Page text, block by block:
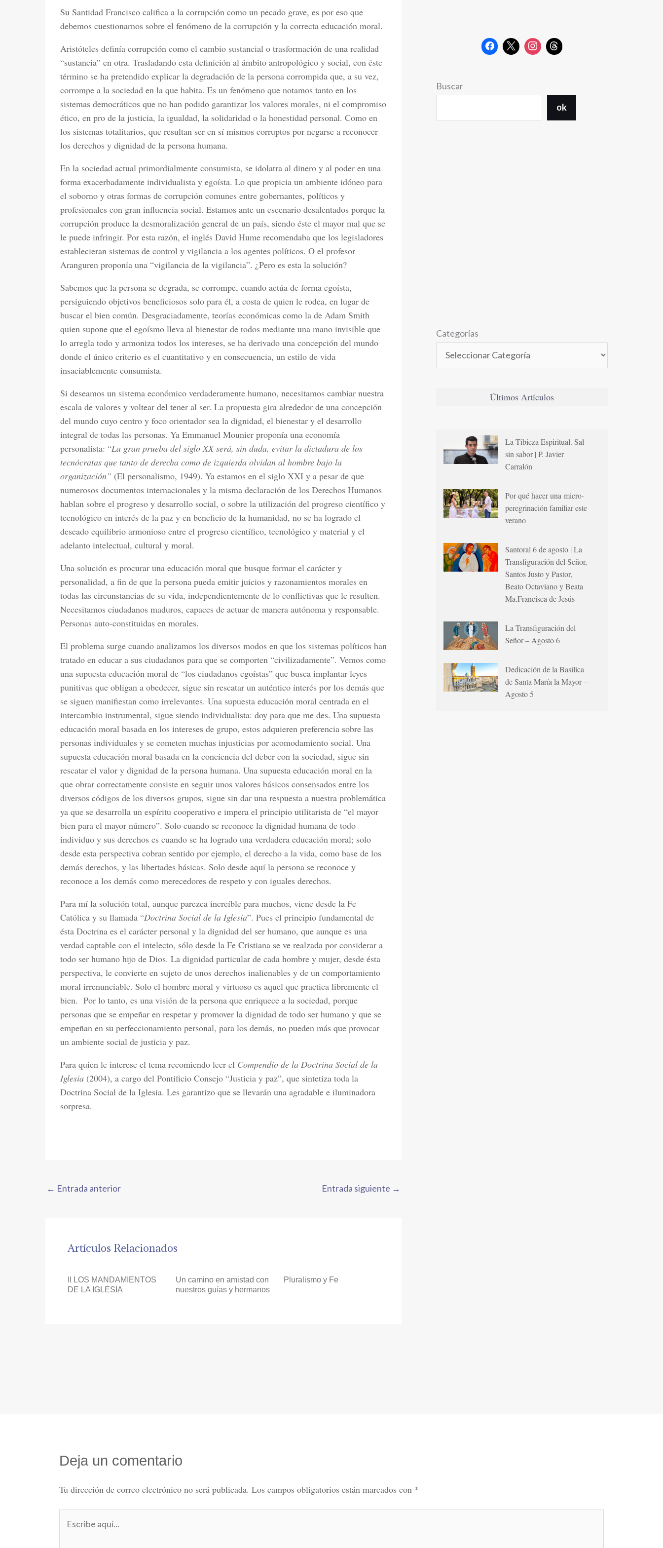
Su Santidad Francisco califica a la corrupción como un pecado grave, es por eso que
debemos cuestionarnos sobre el fenómeno de la corrupción y la correcta educación moral.
Aristóteles definía corrupción como el cambio sustancial o trasformación de una realidad
“sustancia” en otra. Trasladando esta definición al ámbito antropológico y social, con éste
término se ha pretendido explicar la degradación de la persona corrompida que, a su vez,
corrompe a la sociedad en la que habita. Es un fenómeno que notamos tanto en los
sistemas democráticos que no han podido garantizar los valores morales, ni el compromiso
ético, en pro de la justicia, la igualdad, la solidaridad o la honestidad personal. Como en
los sistemas totalitarios, que resultan ser en sí mismos corruptos por negarse a reconocer
los derechos y dignidad de la persona humana.
En la sociedad actual primordialmente consumista, se idolatra al dinero y al poder en una
forma exacerbadamente individualista y egoísta. Lo que propicia un ambiente idóneo para
el soborno y otras formas de corrupción comunes entre gobernantes, políticos y
profesionales con gran influencia social. Estamos ante un escenario desalentados porque la
corrupción produce la desmoralización general de un país, siendo éste el mayor mal que se
le puede infringir. Por esta razón, el inglés David Hume recomendaba que los legisladores
establecieran sistemas de control y vigilancia a los agentes políticos. O el profesor
Aranguren proponía una “vigilancia de la vigilancia”. ¿Pero es esta la solución?
Sabemos que la persona se degrada, se corrompe, cuando actúa de forma egoísta,
persiguiendo objetivos beneficiosos solo para él, a costa de quien le rodea, en lugar de
buscar el bien común. Desgraciadamente, teorías económicas como la de Adam Smith
quien supone que el egoísmo lleva al bienestar de todos mediante una mano invisible que
lo arregla todo y armoniza todos los intereses, se ha derivado una concepción del mundo
donde el único criterio es el cuantitativo y en consecuencia, un estilo de vida
insaciablemente consumista.
Si deseamos un sistema económico verdaderamente humano, necesitamos cambiar nuestra
escala de valores y voltear del tener al ser. La propuesta gira alrededor de una concepción
del mundo cuyo centro y foco orientador sea la dignidad, el bienestar y el desarrollo
integral de todas las personas. Ya Emmanuel Mounier proponía una economía
personalista: “La gran prueba del siglo XX será, sin duda, evitar la dictadura de los
tecnócratas que tanto de derecha como de izquierda olvidan al hombre bajo la
organización” (El personalismo, 1949). Ya estamos en el siglo XXI y a pesar de que
numerosos documentos internacionales y la misma declaración de los Derechos Humanos
hablan sobre el progreso y desarrollo social, o sobre la utilización del progreso científico y
tecnológico en interés de la paz y en beneficio de la humanidad, no se ha logrado el
deseado equilibrio armonioso entre el progreso científico, tecnológico y material y el
adelanto intelectual, cultural y moral.
Una solución es procurar una educación moral que busque formar el carácter y
personalidad, a fin de que la persona pueda emitir juicios y razonamientos morales en
todas las circunstancias de su vida, independientemente de lo conflictivas que le resulten.
Necesitamos ciudadanos maduros, capaces de actuar de manera autónoma y responsable.
Personas auto-constituidas en morales.
El problema surge cuando analizamos los diversos modos en que los sistemas políticos han
tratado en educar a sus ciudadanos para que se comporten “civilizadamente”. Vemos como
una supuesta educación moral de “los ciudadanos egoístas” que busca implantar leyes
punitivas que obligan a obedecer, sigue sin rescatar un auténtico interés por los demás que
se siguen manifiestan como irrelevantes. Una supuesta educación moral centrada en el
intercambio instrumental, sigue siendo individualista: doy para que me des. Una supuesta
educación moral basada en los intereses de grupo, estos adquieren preferencia sobre las
personas individuales y se cometen muchas injusticias por acomodamiento social. Una
supuesta educación moral basada en la conciencia del deber con la sociedad, sigue sin
rescatar el valor y dignidad de la persona humana. Una supuesta educación moral en la
que obrar correctamente consiste en seguir unos valores básicos consensados entre los
diversos códigos de los diversos grupos, sigue sin dar una respuesta a nuestra problemática
ya que se desarrolla un espíritu cooperativo e impera el principio utilitarista de “el mayor
bien para el mayor número”. Solo cuando se reconoce la dignidad humana de todo
individuo y sus derechos es cuando se ha logrado una verdadera educación moral; solo
desde esta perspectiva cobran sentido por ejemplo, el derecho a la vida, como base de los
demás derechos, y las libertades básicas. Solo desde aquí la persona se reconoce y
reconoce a los demás como merecedores de respeto y con iguales derechos.
Para mí la solución total, aunque parezca increíble para muchos, viene desde la Fe
Católica y su llamada “Doctrina Social de la Iglesia”. Pues el principio fundamental de
ésta Doctrina es el carácter personal y la dignidad del ser humano, que aunque es una
verdad captable con el intelecto, sólo desde la Fe Cristiana se ve realzada por considerar a
todo ser humano hijo de Dios. La dignidad particular de cada hombre y mujer, desde ésta
perspectiva, le convierte en sujeto de unos derechos inalienables y de un comportamiento
moral irrenunciable. Solo el hombre moral y virtuoso es aquel que practica libremente el
bien. Por lo tanto, es una visión de la persona que enriquece a la sociedad, porque
personas que se empeñar en respetar y promover la dignidad de todo ser humano y que se
empeñan en su perfeccionamiento personal, para los demás, no pueden más que provocar
un ambiente social de justicia y paz.
Para quien le interese el tema recomiendo leer el Compendio de la Doctrina Social de la
Iglesia (2004), a cargo del Pontificio Consejo “Justicia y paz”, que sintetiza toda la
Doctrina Social de la Iglesia. Les garantizo que se llevarán una agradable e iluminadora
sorpresa.
← Entrada anterior Entrada siguiente →
Artículos Relacionados
II LOS MANDAMIENTOS
DE LA IGLESIA
Un camino en amistad con
nuestros guías y hermanos
Pluralismo y Fe
Buscar
ok
Categorías
Últimos Artículos
La Tibieza Espiritual. Sal
sin sabor | P. Javier
Carralón
Por qué hacer una micro-
peregrinación familiar este
verano
Santoral 6 de agosto | La
Transfiguración del Señor,
Santos Justo y Pastor,
Beato Octaviano y Beata
Ma.Francisca de Jesús
La Transfiguración del
Señor – Agosto 6
Dedicación de la Basílica
de Santa María la Mayor –
Agosto 5
Deja un comentario
Tu dirección de correo electrónico no será publicada. Los campos obligatorios están marcados con *
aquí...